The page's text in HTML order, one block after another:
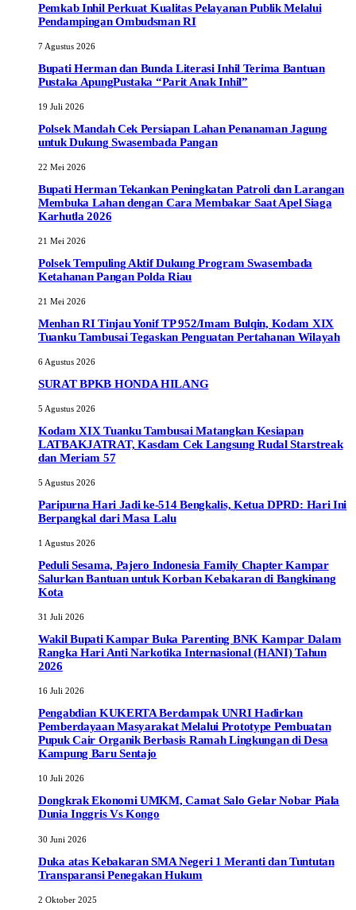
Pemkab Inhil Perkuat Kualitas Pelayanan Publik Melalui
Pendampingan Ombudsman RI
7 Agustus 2026
Bupati Herman dan Bunda Literasi Inhil Terima Bantuan
Pustaka ApungPustaka “Parit Anak Inhil”
19 Juli 2026
Polsek Mandah Cek Persiapan Lahan Penanaman Jagung
untuk Dukung Swasembada Pangan
22 Mei 2026
Bupati Herman Tekankan Peningkatan Patroli dan Larangan
Membuka Lahan dengan Cara Membakar Saat Apel Siaga
Karhutla 2026
21 Mei 2026
Polsek Tempuling Aktif Dukung Program Swasembada
Ketahanan Pangan Polda Riau
21 Mei 2026
Menhan RI Tinjau Yonif TP 952/Imam Bulqin, Kodam XIX
Tuanku Tambusai Tegaskan Penguatan Pertahanan Wilayah
6 Agustus 2026
SURAT BPKB HONDA HILANG
5 Agustus 2026
Kodam XIX Tuanku Tambusai Matangkan Kesiapan
LATBAKJATRAT, Kasdam Cek Langsung Rudal Starstreak
dan Meriam 57
5 Agustus 2026
Paripurna Hari Jadi ke-514 Bengkalis, Ketua DPRD: Hari Ini
Berpangkal dari Masa Lalu
1 Agustus 2026
Peduli Sesama, Pajero Indonesia Family Chapter Kampar
Salurkan Bantuan untuk Korban Kebakaran di Bangkinang
Kota
31 Juli 2026
Wakil Bupati Kampar Buka Parenting BNK Kampar Dalam
Rangka Hari Anti Narkotika Internasional (HANI) Tahun
2026
16 Juli 2026
Pengabdian KUKERTA Berdampak UNRI Hadirkan
Pemberdayaan Masyarakat Melalui Prototype Pembuatan
Pupuk Cair Organik Berbasis Ramah Lingkungan di Desa
Kampung Baru Sentajo
10 Juli 2026
Dongkrak Ekonomi UMKM, Camat Salo Gelar Nobar Piala
Dunia Inggris Vs Kongo
30 Juni 2026
Duka atas Kebakaran SMA Negeri 1 Meranti dan Tuntutan
Transparansi Penegakan Hukum
2 Oktober 2025